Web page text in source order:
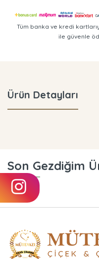
Tüm banka ve kredi
ile güvenle
Ürün Detayları
Son Gezdiğim